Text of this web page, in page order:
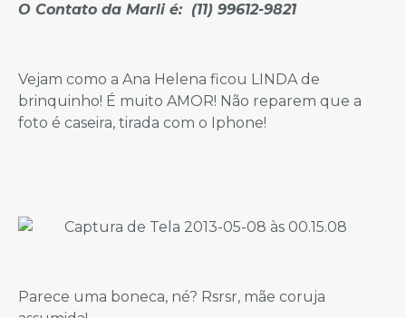
O Contato da Marli é: (11) 99612-9821
Vejam como a Ana Helena ficou LINDA de
brinquinho! É muito AMOR! Não reparem que a
foto é caseira, tirada com o Iphone!
Parece uma boneca, né? Rsrsr, mãe coruja